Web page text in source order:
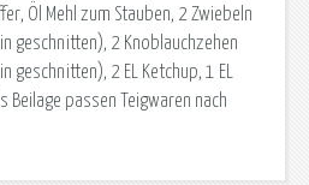
Öl Mehl zum Stauben, 2 Zwiebeln
geschnitten), 2 Knoblauchzehen
geschnitten), 2 EL Ketchup, 1 EL
Beilage passen Teigwaren nach